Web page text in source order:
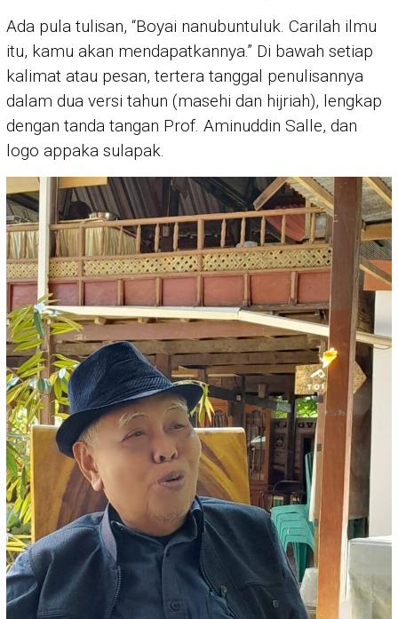
Ada pula tulisan, “Boyai nanubuntuluk. Carilah ilmu
itu, kamu akan mendapatkannya.” Di bawah setiap
kalimat atau pesan, tertera tanggal penulisannya
dalam dua versi tahun (masehi dan hijriah), lengkap
dengan tanda tangan Prof. Aminuddin Salle, dan
logo appaka sulapak.